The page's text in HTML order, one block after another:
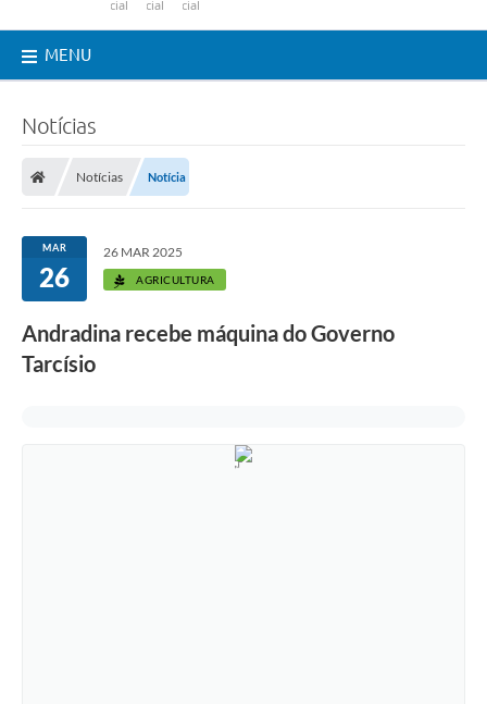
MENU
Notícias
Notícias Notícia
MAR
26
26 MAR 2025
AGRICULTURA
Andradina recebe máquina do Governo
Tarcísio